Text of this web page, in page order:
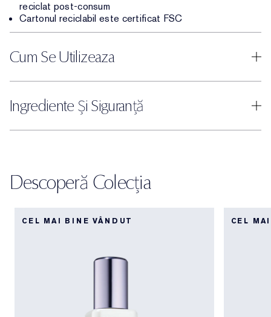
reciclat post-consum
Cartonul reciclabil este certificat FSC
Cum Se Utilizeaza
Ingrediente Și Siguranță
Descoperă Colecția
CEL MAI BINE VÂNDUT CEL